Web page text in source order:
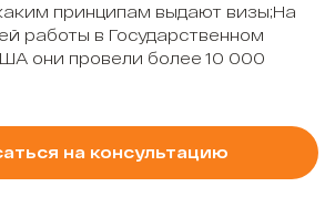
принципам выдают визы;На
работы в Государственном
они провели более 10 000
на консультацию